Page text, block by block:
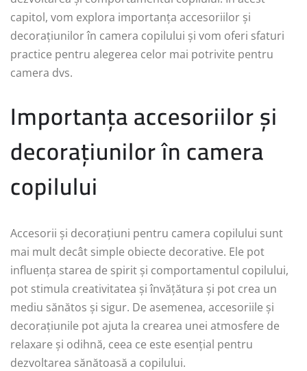
capitol, vom explora importanța accesoriilor și
decorațiunilor în camera copilului și vom oferi sfaturi
practice pentru alegerea celor mai potrivite pentru
camera dvs.
Importanța accesoriilor și
decorațiunilor în camera
copilului
Accesorii și decorațiuni pentru camera copilului sunt
mai mult decât simple obiecte decorative. Ele pot
influența starea de spirit și comportamentul copilului,
pot stimula creativitatea și învățătura și pot crea un
mediu sănătos și sigur. De asemenea, accesoriile și
decorațiunile pot ajuta la crearea unei atmosfere de
relaxare și odihnă, ceea ce este esențial pentru
dezvoltarea sănătoasă a copilului.